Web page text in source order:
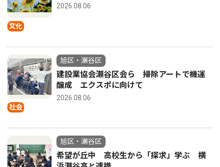
文化
2026.08.06
社会
旭区・瀬谷区
建設業協会瀬谷区会ら 掃除アートで機運
醸成 エクスポに向けて
2026.08.06
旭区・瀬谷区
希望が丘中 高校生から「探求」学ぶ 横